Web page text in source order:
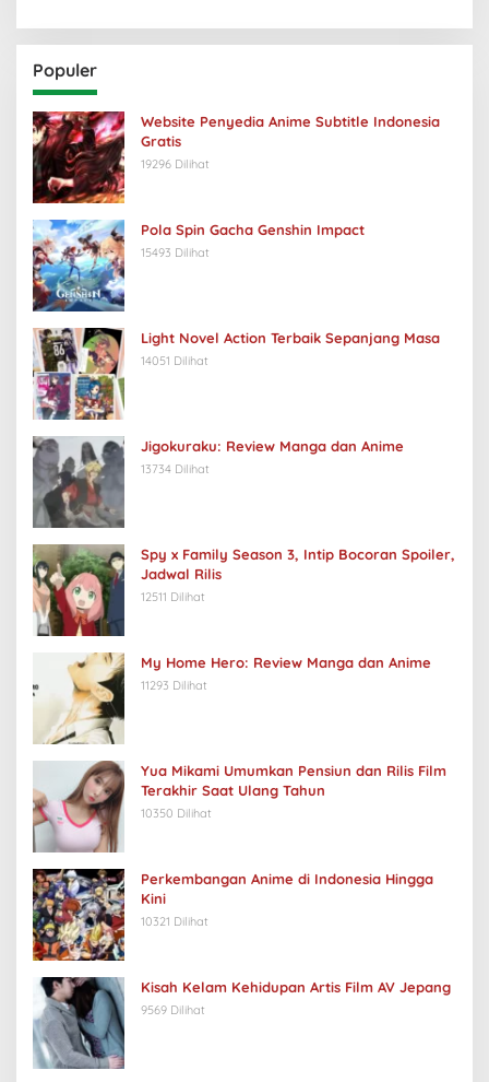
Populer
Website Penyedia Anime Subtitle Indonesia
Gratis
19296 Dilihat
Pola Spin Gacha Genshin Impact
15493 Dilihat
Light Novel Action Terbaik Sepanjang Masa
14051 Dilihat
Jigokuraku: Review Manga dan Anime
13734 Dilihat
Spy x Family Season 3, Intip Bocoran Spoiler,
Jadwal Rilis
12511 Dilihat
My Home Hero: Review Manga dan Anime
11293 Dilihat
Yua Mikami Umumkan Pensiun dan Rilis Film
Terakhir Saat Ulang Tahun
10350 Dilihat
Perkembangan Anime di Indonesia Hingga
Kini
10321 Dilihat
Kisah Kelam Kehidupan Artis Film AV Jepang
9569 Dilihat